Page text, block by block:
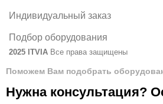
Индивидуальный заказ
Подбор оборудования
2025 ITVIA Все права защищены
Поможем Вам подобрать
Нужна консультация?